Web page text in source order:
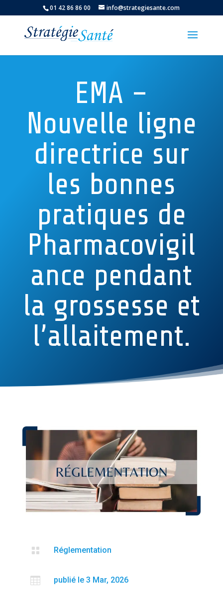
01 42 86 86 00 info@strategiesante.com
EMA –
Nouvelle ligne
directrice sur
les bonnes
pratiques de
Pharmacovigil
ance pendant
la grossesse et
l’allaitement.
 Réglementation
 publié le 3 Mar, 2026